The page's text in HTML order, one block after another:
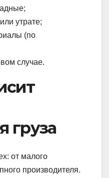
утрате;
(по
случае.
груза
от малого
производителя.